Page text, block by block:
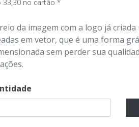
33,30 no cartão *
da imagem com a logo já
em vetor, que é uma forma
sem perder sua